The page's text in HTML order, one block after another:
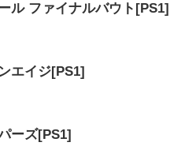
ル ファイナルバウト[PS1]
エイジ[PS1]
ーズ[PS1]